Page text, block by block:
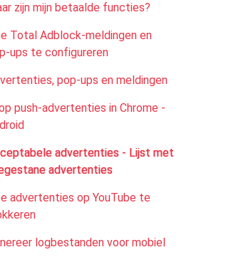
zijn mijn betaalde functies?
Total Adblock-meldingen en
ups te configureren
pop-ups en meldingen
push-advertenties in Chrome -
advertenties - Lijst met
advertenties
advertenties op YouTube te
logbestanden voor mobiel